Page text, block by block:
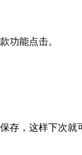
功能点击。
存，这样下次就